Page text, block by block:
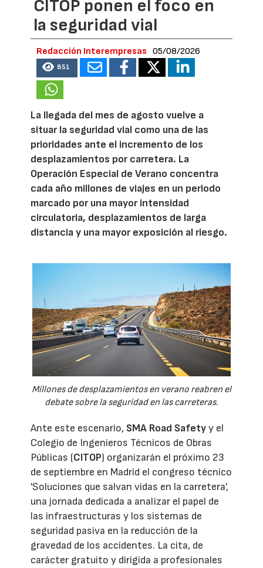
CITOP ponen el foco en
la seguridad vial
Redacción Interempresas 05/08/2026
851
La llegada del mes de agosto vuelve a
situar la seguridad vial como una de las
prioridades ante el incremento de los
desplazamientos por carretera. La
Operación Especial de Verano concentra
cada año millones de viajes en un periodo
marcado por una mayor intensidad
circulatoria, desplazamientos de larga
distancia y una mayor exposición al riesgo.
Millones de desplazamientos en verano reabren el
debate sobre la seguridad en las carreteras.
Ante este escenario, SMA Road Safetyy el
Colegio de Ingenieros Técnicos de Obras
Públicas (CITOP) organizarán el próximo 23
de septiembre en Madrid el congreso técnico
'Soluciones que salvan vidas en la carretera',
una jornada dedicada a analizar el papel de
las infraestructuras y los sistemas de
seguridad pasiva en la reducción de la
gravedad de los accidentes. La cita, de
carácter gratuito y dirigida a profesionales